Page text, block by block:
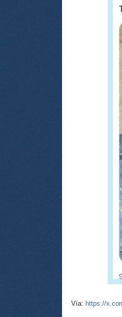
Vía: https://